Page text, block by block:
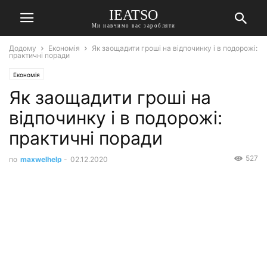
IEATSO
Ми навчимо вас заробляти
Додому Економія
Як заощадити гроші на відпочинку і в подорожі:
практичні поради
Економія
Як заощадити гроші на
відпочинку і в подорожі:
практичні поради
по maxwelhelp - 02.12.2020 527